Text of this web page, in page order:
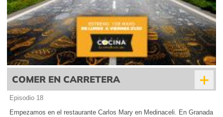
COMER EN CARRETERA +
Episodio 18
Empezamos en el restaurante Carlos Mary en Medinaceli. En Granada